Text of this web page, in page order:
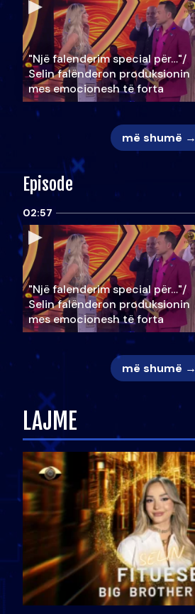
"Një falenderim special për…"/
Selin falënderon produksionin
mes emocionesh të forta
më shumë →
Episode
02:57
"Një falenderim special për…"/
Selin falënderon produksionin
mes emocionesh të forta
më shumë →
LAJME